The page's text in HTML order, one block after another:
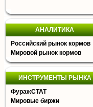
АНАЛИТИКА
Российский рынок кормов
Мировой рынок кормов
ИНСТРУМЕНТЫ РЫНКА
ФуражСТАТ
Мировые биржи